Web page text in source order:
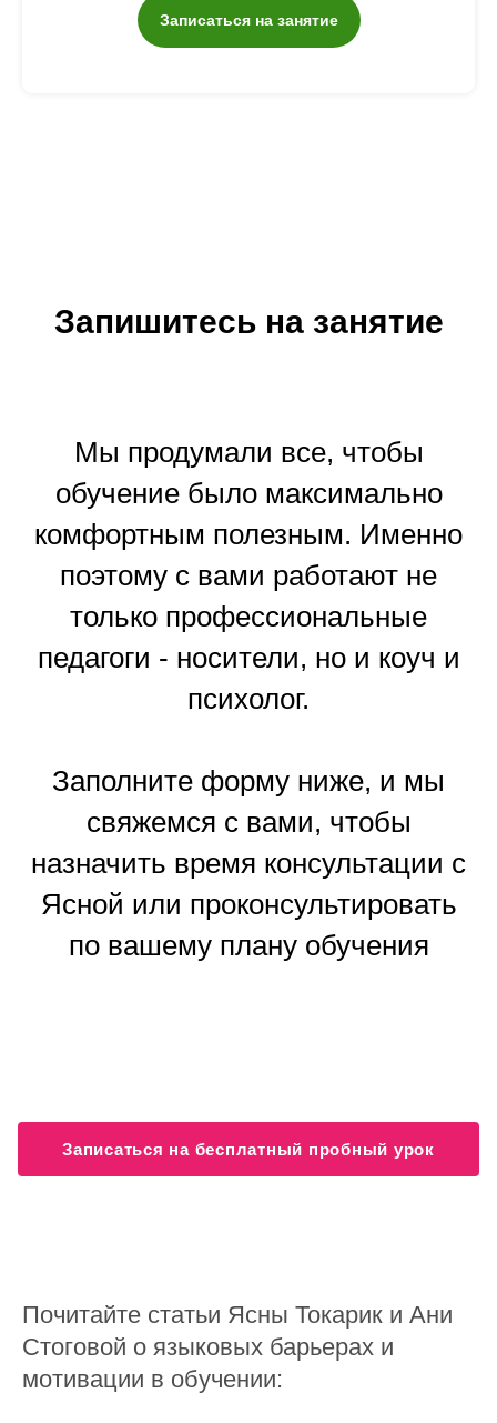
Записаться на занятие
Запишитесь на занятие
Мы продумали все, чтобы
обучение было максимально
комфортным полезным. Именно
поэтому с вами работают не
только профессиональные
педагоги - носители, но и коуч и
психолог.
Заполните форму ниже, и мы
свяжемся с вами, чтобы
назначить время консультации с
Ясной или проконсультировать
по вашему плану обучения
Записаться на бесплатный пробный урок
Почитайте статьи Ясны Токарик и Ани
Стоговой о языковых барьерах и
мотивации в обучении: